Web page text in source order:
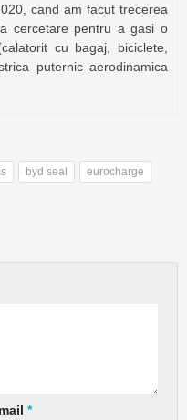
cand am facut trecerea
cercetare pentru a gasi o
cu bagaj, biciclete,
puternic aerodinamica
byd seal eurocharge
*